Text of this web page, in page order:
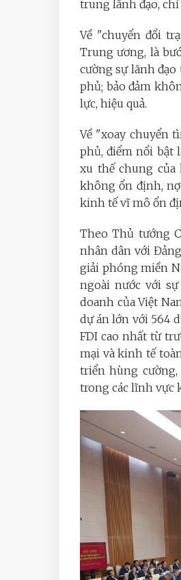
trung lãnh đạo,
Về "chuyển đổi
Trung ương, là
cường sự lãnh
phủ; bảo đảm
lực, hiệu quả.
Về "xoay chuyển
phủ, điểm nổi bật
xu thế chung
không ổn định,
kinh tế vĩ mô ổn
Theo Thủ tướng
nhân dân với
giải phóng miền
ngoài nước với
doanh của Việt
dự án lớn với 564
FDI cao nhất từ
mại và kinh tế
triển hùng
trong các lĩnh vực